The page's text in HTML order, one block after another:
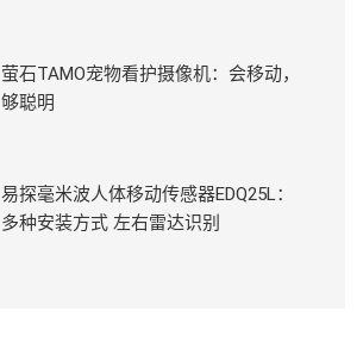
萤石TAMO宠物看护摄像机：会移动，
够聪明
易探毫米波人体移动传感器EDQ25L：
多种安装方式 左右雷达识别